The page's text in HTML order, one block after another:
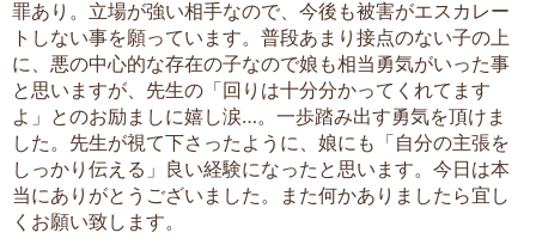
罪あり。立場が強い相手なので、今後も被害がエスカレー
トしない事を願っています。普段あまり接点のない子の上
に、悪の中心的な存在の子なので娘も相当勇気がいった事
と思いますが、先生の「回りは十分分かってくれてます
よ」とのお励ましに嬉し涙…。一歩踏み出す勇気を頂けま
した。先生が視て下さったように、娘にも「自分の主張を
しっかり伝える」良い経験になったと思います。今日は本
当にありがとうございました。また何かありましたら宜し
くお願い致します。